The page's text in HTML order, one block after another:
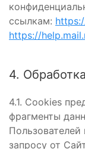
ссылкам:
https://
4.
4.1. Cookies
фрагменты
запросу от